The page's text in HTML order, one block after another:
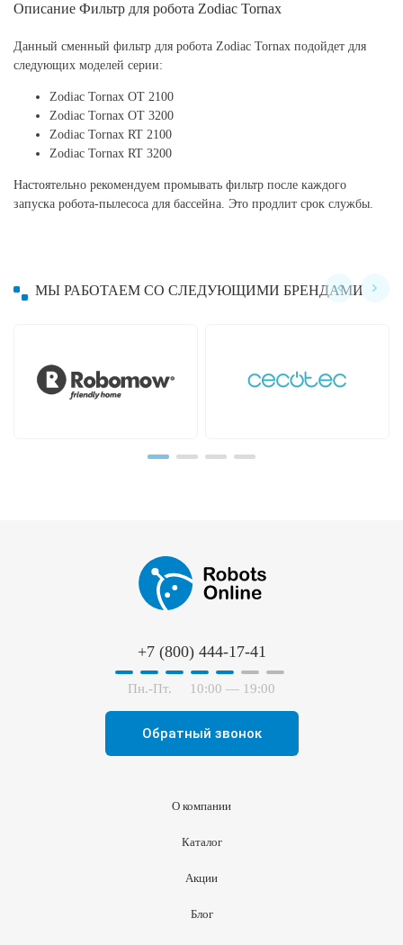
Описание Фильтр для робота Zodiac Tornax
Данный сменный фильтр для робота Zodiac Tornax подойдет для
следующих моделей серии:
Zodiac Tornax OT 2100
Zodiac Tornax OT 3200
Zodiac Tornax RT 2100
Zodiac Tornax RT 3200
Настоятельно рекомендуем промывать фильтр после каждого
запуска робота-пылесоса для бассейна. Это продлит срок службы.
МЫ РАБОТАЕМ СО СЛЕДУЮЩИМИ БРЕНДАМИ
О компании
Каталог
Акции
Блог
+7 (800) 444-17-41
Пн.-Пт. 10:00 — 19:00
Обратный звонок